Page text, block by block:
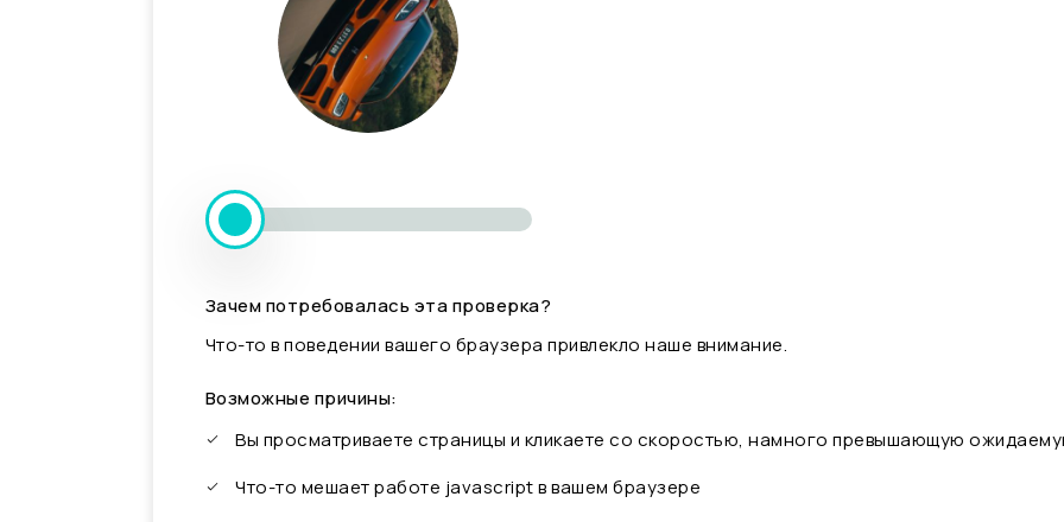
Зачем потребовалась эта проверка?
Что-то в поведении вашего браузера привлекло наше внимание.
Возможные причины:
Вы просматриваете страницы и кликаете со скоростью, намного превышающую
Что-то мешает работе javascript в вашем браузере